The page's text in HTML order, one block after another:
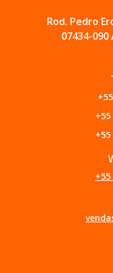
Rod. Pedro
07434-090
+55
+55
+55